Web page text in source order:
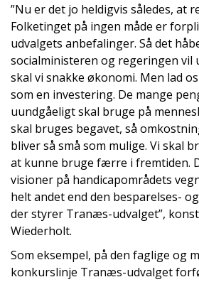
”Nu er det jo heldigvis således, at
Folketinget på ingen måde er
udvalgets anbefalinger. Så det
socialministeren og regeringen vil
skal vi snakke økonomi. Men lad
som en investering. De mange
uundgåeligt skal bruge på
skal bruges begavet, så
bliver så små som mulige. Vi skal
at kunne bruge færre i fremtiden.
visioner på handicapområdets
helt andet end den besparelses-
der styrer Tranæs-udvalget”,
Wiederholt.
Som eksempel, på den faglige og
konkurslinje Tranæs-udvalget